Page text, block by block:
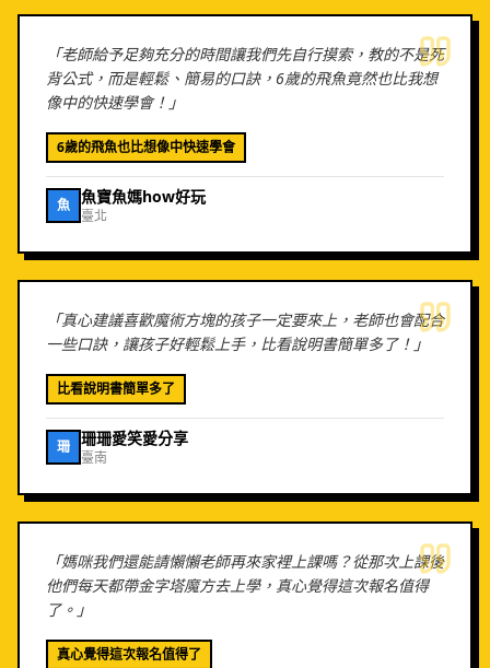
「老師給予足夠充分的時間讓我們先自行摸索，教的不是死
背公式，而是輕鬆、簡易的口訣，6歲的飛魚竟然也比我想
像中的快速學會！ 」
6歲的飛魚也比想像中快速學會
魚 魚寶魚媽how好玩
臺北
「真心建議喜歡魔術方塊的孩子一定要來上，老師也會配合
一些口訣，讓孩子好輕鬆上手，比看說明書簡單多了！ 」
比看說明書簡單多了
珊 珊珊愛笑愛分享
臺南
「媽咪我們還能請懶懶老師再來家裡上課嗎？從那次上課後
他們每天都帶金字塔魔方去上學，真心覺得這次報名值得
了。 」
真心覺得這次報名值得了